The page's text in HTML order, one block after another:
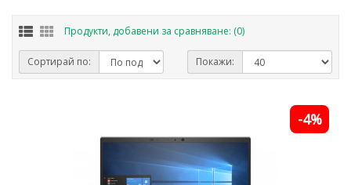
Продукти, добавени за сравняване: (0)
Сортирай по: Покажи:
-4%